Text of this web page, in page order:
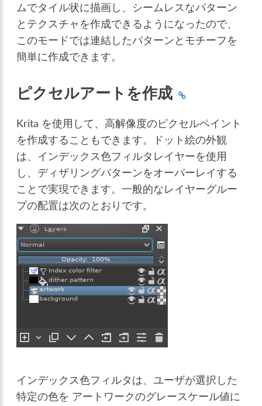
ムでタイル状に描画し、シームレスなパターン
とテクスチャを作成できるようになったので、
このモードでは連結したパターンとモチーフを
簡単に作成できます。
ピクセルアートを作成
Krita を使用して、高解像度のピクセルペイント
を作成することもできます。ドット絵の外観
は、インデックス色フィルタレイヤーを使用
し、ディザリングパターンをオーバーレイする
ことで実現できます。一般的なレイヤーグルー
プの配置は次のとおりです。
インデックス色フィルタは、ユーザが選択した
特定の色を アートワークのグレースケール値に